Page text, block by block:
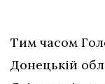
Тим часом
Донецькій